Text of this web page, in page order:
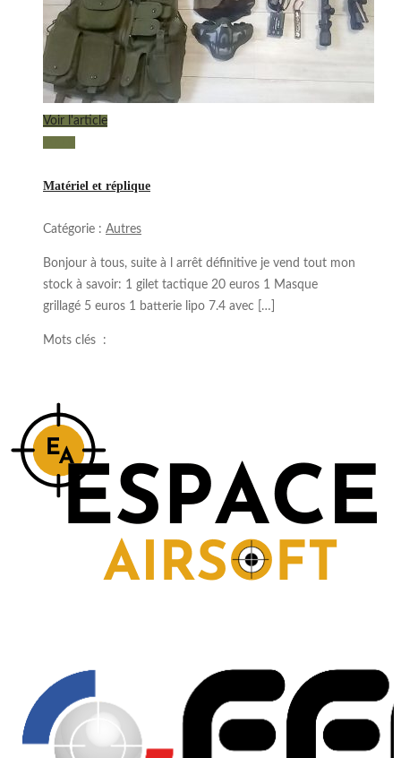
Voir l'article
Matériel et réplique
Catégorie : Autres
Bonjour à tous, suite à l arrêt définitive je vend tout mon
stock à savoir: 1 gilet tactique 20 euros 1 Masque
grillagé 5 euros 1 batterie lipo 7.4 avec […]
Mots clés :